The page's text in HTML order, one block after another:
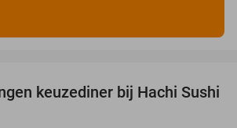
27%
keuzediner bij Hachi Sushi